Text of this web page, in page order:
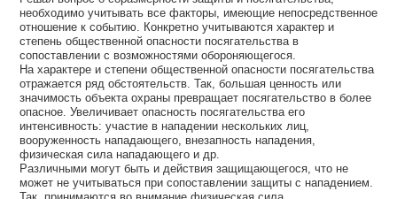
необходимо учитывать все факторы, имеющие непосредственное
отношение к событию. Конкретно учитываются характер и
степень общественной опасности посягательства в
сопоставлении с возможностями обороняющегося.
На характере и степени общественной опасности посягательства
отражается ряд обстоятельств. Так, большая ценность или
значимость объекта охраны превращает посягательство в более
опасное. Увеличивает опасность посягательства его
интенсивность: участие в нападении нескольких лиц,
вооруженность нападающего, внезапность нападения,
физическая сила нападающего и др.
Различными могут быть и действия защищающегося, что не
может не учитываться при сопоставлении защиты с нападением.